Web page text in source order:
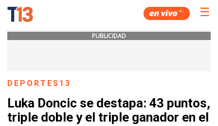
☰
PUBLICIDAD
DEPORTES13
Luka Doncic se destapa: 43 puntos,
triple doble y el triple ganador en el